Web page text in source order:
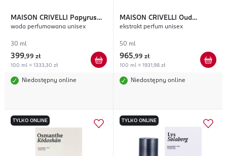
MAISON CRIVELLI
Papyrus
Moleculaire
woda perfumowana unisex
30 ml
399,99 zł
100 ml = 1333,30 zł
Niedostępny online
MAISON CRIVELLI Oud
Maracuja
ekstrakt perfum unisex
50 ml
965,99 zł
100 ml = 1931,98 zł
Niedostępny online
TYLKO ONLINE TYLKO ONLINE